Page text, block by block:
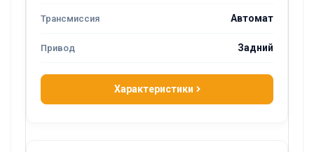
Автомат
Задний
Характеристики